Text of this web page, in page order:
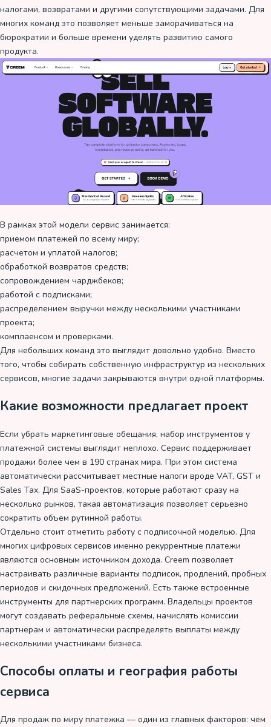
налогами, возвратами и другими сопутствующими задачами. Для
многих команд это позволяет меньше заморачиваться на
бюрократии и больше времени уделять развитию самого
продукта.
В рамках этой модели сервис занимается:
приемом платежей по всему миру;
расчетом и уплатой налогов;
обработкой возвратов средств;
сопровождением чарджбеков;
работой с подписками;
распределением выручки между несколькими участниками
проекта;
комплаенсом и проверками.
Для небольших команд это выглядит довольно удобно. Вместо
того, чтобы собирать собственную инфраструктур из нескольких
сервисов, многие задачи закрываются внутри одной платформы.
Какие возможности предлагает проект
Если убрать маркетинговые обещания, набор инструментов у
платежной системы выглядит неплохо. Сервис поддерживает
продажи более чем в 190 странах мира. При этом система
автоматически рассчитывает местные налоги вроде VAT, GST и
Sales Tax. Для SaaS-проектов, которые работают сразу на
несколько рынков, такая автоматизация позволяет серьезно
сократить объем рутинной работы.
Отдельно стоит отметить работу с подписочной моделью. Для
многих цифровых сервисов именно рекуррентные платежи
являются основным источником дохода. Creem позволяет
настраивать различные варианты подписок, продлений, пробных
периодов и скидочных предложений. Есть также встроенные
инструменты для партнерских программ. Владельцы проектов
могут создавать реферальные схемы, начислять комиссии
партнерам и автоматически распределять выплаты между
несколькими участниками бизнеса.
Способы оплаты и география работы
сервиса
Для продаж по миру платежка — один из главных факторов: чем